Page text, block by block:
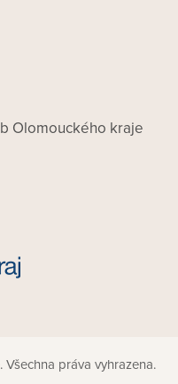
Olomouckého kraje
práva vyhrazena.